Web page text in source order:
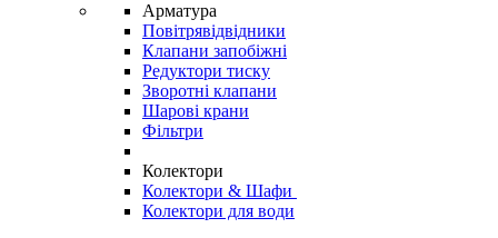
Арматура
Повітрявідвідники
Клапани запобіжні
Редуктори тиску
Зворотні клапани
Шарові крани
Фільтри
Колектори
Колектори & Шафи
Колектори для води